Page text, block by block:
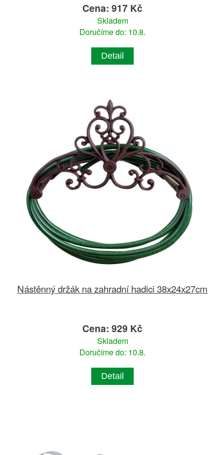
Cena: 917 Kč
Skladem
Doručíme do: 10.8.
Detail
Nástěnný držák na zahradní hadici 38x24x27cm
Cena: 929 Kč
Skladem
Doručíme do: 10.8.
Detail